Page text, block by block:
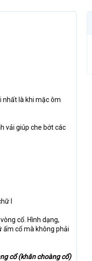
nhất là khi mặc ôm
vải giúp che bớt các
I
cổ. Hình dạng,
ấm cổ mà không phải
cổ (khăn choàng cổ)